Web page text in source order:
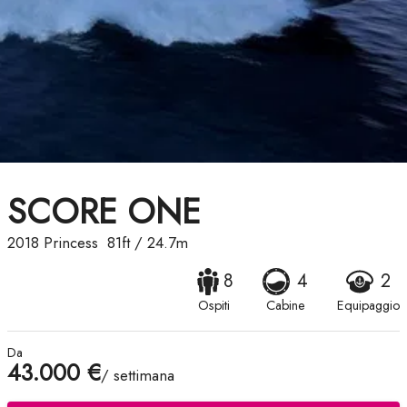
SCORE ONE
2018 Princess 81ft/ 24.7m
8
Ospiti
4
Cabine
2
Equipaggio
Da
43.000 €/ settimana